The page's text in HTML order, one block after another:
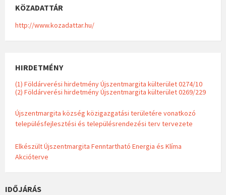
KÖZADATTÁR
http://www.kozadattar.hu/
HIRDETMÉNY
(1) Földárverési hirdetmény Újszentmargita külterület 0274/10
(2) Földárverési hirdetmény Újszentmargita külterület 0269/229
Újszentmargita község közigazgatási területére vonatkozó
településfejlesztési és településrendezési terv tervezete
Elkészült Újszentmargita Fenntartható Energia és Klíma
Akcióterve
IDŐJÁRÁS